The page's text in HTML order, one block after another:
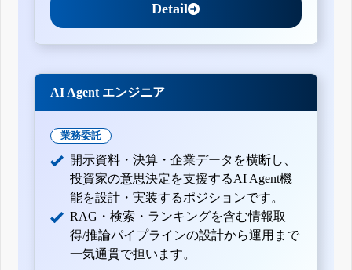
Detail
AI Agent エンジニア
業務委託
開示資料・決算・企業データを横断し、
投資家の意思決定を支援するAI Agent機
能を設計・実装するポジションです。
RAG・検索・ランキングを含む情報取
得/推論パイプラインの設計から運用まで
一気通貫で担います。